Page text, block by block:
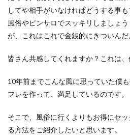
してや相手がいなければどうする事も
風俗やピンサロでスッキリしましょ
が、これはこれで金銭的にきついんだ
皆さん共感してくれますか？これは
10年前までこんな風に思っていた僕
フレを作って、満足しているのです。
そこで、風俗に行くよりもお得にセ
る方法をご紹介したいと思います。